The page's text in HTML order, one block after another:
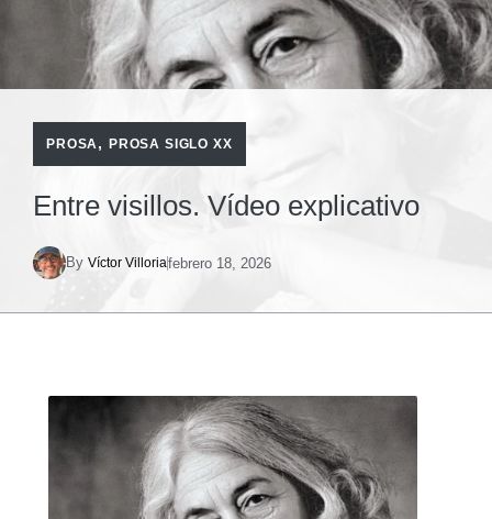
PROSA, PROSA SIGLO XX
Entre visillos. Vídeo explicativo
By Víctor Villoriafebrero 18, 2026